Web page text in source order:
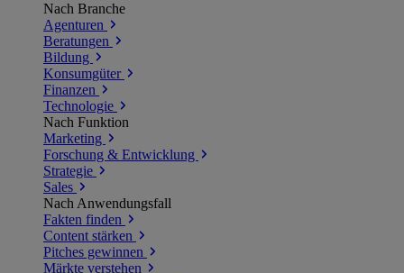
Nach Branche
Agenturen
Beratungen
Bildung
Konsumgüter
Finanzen
Technologie
Nach Funktion
Marketing
Forschung & Entwicklung
Strategie
Sales
Nach Anwendungsfall
Fakten finden
Content stärken
Pitches gewinnen
Märkte verstehen